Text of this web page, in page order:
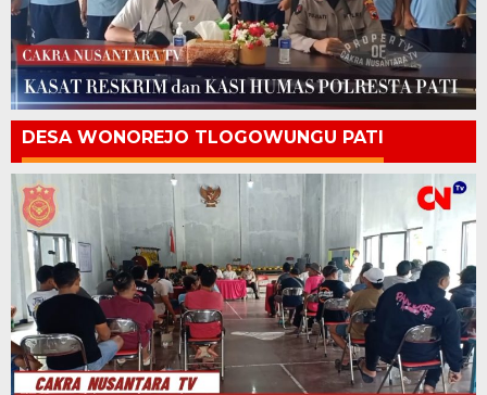
DESA WONOREJO TLOGOWUNGU PATI